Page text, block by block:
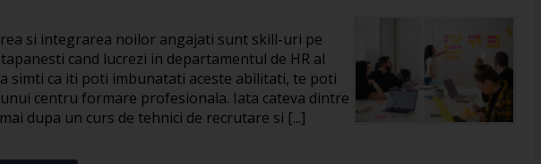
si integrarea noilor angajati sunt skill-uri pe
cand lucrezi in departamentul de HR al
simti ca iti poti imbunatati aceste abilitati, te poti
centru formare profesionala. Iata cateva dintre
dupa un curs de tehnici de recrutare si [...]